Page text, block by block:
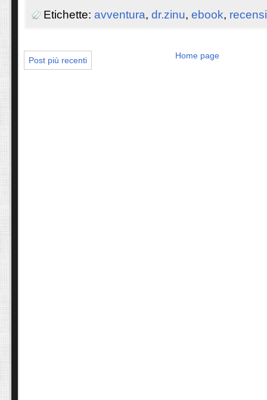
Etichette: avventura, dr.zinu, ebook,
Post più recenti Home page